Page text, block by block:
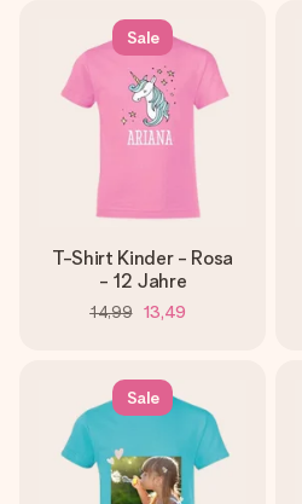
Sale
T-Shirt Kinder - Rosa
- 12 Jahre
14,99 13,49
Sale